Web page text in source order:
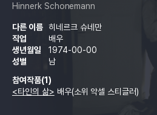
Hinnerk Schonemann
다른 이름 히네르크 슈네만
직업
배우
생년월일
1974-00-00
성별
남
참여작품(1)
<타인의 삶> 배우(소위 악셀 스티글러)